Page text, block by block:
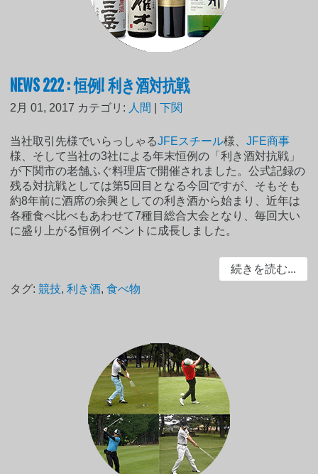
NEWS 222 : 恒例! 利き酒対抗戦
2月 01, 2017 カテゴリ: 人間 |下関
当社取引先様でいらっしゃるJFEスチール様、JFE商事
様、そして当社の3社による年末恒例の「利き酒対抗戦」
が下関市の老舗ふぐ料理店で開催されました。公式記録の
残る対抗戦としては第5回目となる今回ですが、そもそも
約8年前に酒席の余興としての利き酒から始まり、近年は
各種食べ比べもあわせて7種目総合大会となり、毎回大い
に盛り上がる恒例イベントに成長しました。
続きを読む...
タグ:競技,利き酒,食べ物